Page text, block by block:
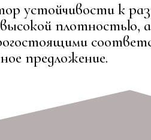
устойчивости к
плотностью,
предложение.